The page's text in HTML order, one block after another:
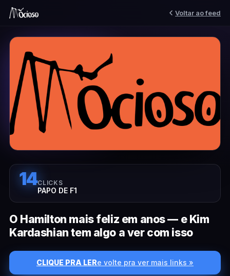
Voltar ao feed
14CLICKS
PAPO DE F1
O Hamilton mais feliz em anos — e Kim
Kardashian tem algo a ver com isso
CLIQUE PRA LERe volte pra ver mais links »